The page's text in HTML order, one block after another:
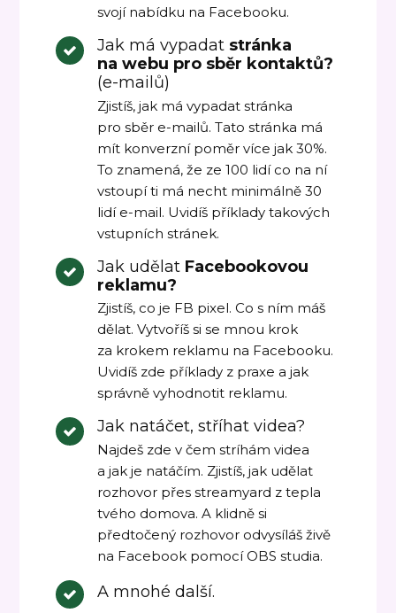
svojí nabídku na Facebooku.
Jak má vypadat stránka
na webu pro sběr kontaktů?
(e-mailů)
Zjistíš, jak má vypadat stránka
pro sběr e-mailů. Tato stránka má
mít konverzní poměr více jak 30%.
To znamená, že ze 100 lidí co na ní
vstoupí ti má necht minimálně 30
lidí e-mail. Uvidíš příklady takových
vstupních stránek.
Jak udělat Facebookovou
reklamu?
Zjistíš, co je FB pixel. Co s ním máš
dělat. Vytvoříš si se mnou krok
za krokem reklamu na Facebooku.
Uvidíš zde příklady z praxe a jak
správně vyhodnotit reklamu.
Jak natáčet, stříhat videa?
Najdeš zde v čem stríhám videa
a jak je natáčím. Zjistíš, jak udělat
rozhovor přes streamyard z tepla
tvého domova. A klidně si
předtočený rozhovor odvysíláš živě
na Facebook pomocí OBS studia.
A mnohé další.